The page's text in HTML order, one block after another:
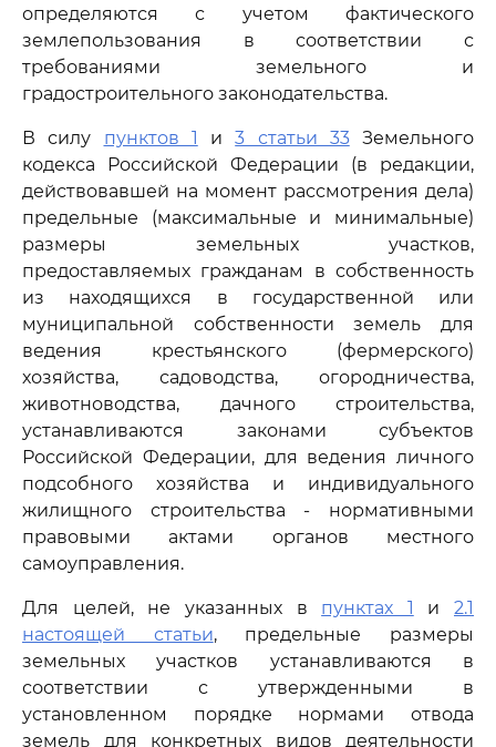
определяются с учетом фактического
землепользования в соответствии с
требованиями земельного и
градостроительного законодательства.
В силу пунктов 1 и3 статьи 33Земельного
кодекса Российской Федерации (в редакции,
действовавшей на момент рассмотрения дела)
предельные (максимальные и минимальные)
размеры земельных участков,
предоставляемых гражданам в собственность
из находящихся в государственной или
муниципальной собственности земель для
ведения крестьянского (фермерского)
хозяйства, садоводства, огородничества,
животноводства, дачного строительства,
устанавливаются законами субъектов
Российской Федерации, для ведения личного
подсобного хозяйства и индивидуального
жилищного строительства - нормативными
правовыми актами органов местного
самоуправления.
Для целей, не указанных в пунктах 1 и 2.1
настоящей статьи, предельные размеры
земельных участков устанавливаются в
соответствии с утвержденными в
установленном порядке нормами отвода
земель для конкретных видов деятельности